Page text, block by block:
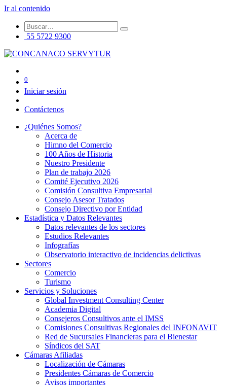
Ir al contenido
55 5722 9300
0
Iniciar sesión
Contáctenos
¿Quiénes Somos?
Acerca de
Himno del Comercio
100 Años de Historia
Nuestro Presidente
Plan de trabajo 2026
Comité Ejecutivo 2026
Comisión Consultiva Empresarial
Consejo Asesor Tratados
Consejo Directivo por Entidad
Estadística y Datos Relevantes
Datos relevantes de los sectores
Estudios Relevantes
Infografías
Observatorio interactivo de incidencias delictivas
Sectores
Comercio
Turismo
Servicios y Soluciones
Global Investment Consulting Center
Academia Digital
Consejeros Consultivos ante el IMSS
Comisiones Consultivas Regionales del INFONAVIT
Red de Sucursales Financieras para el Bienestar
Síndicos del SAT
Cámaras Afiliadas
Localización de Cámaras
Presidentes Cámaras de Comercio
Avisos importantes